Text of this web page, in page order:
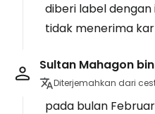
diberi label
tidak menerima
Sultan Mahagon
Diterjemahkan dari
pada bulan